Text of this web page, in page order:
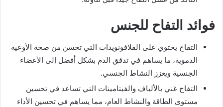
فوائد التفاح للجنس
التفاح يحتوي على الفلافونويدات التي تحسن من صحة الأوعية
الدموية، ما يساهم في تدفق الدم بشكل أفضل إلى الأعضاء
الجنسية ويعزز النشاط الجنسي.
التفاح غني بالألياف والفيتامينات التي تساعد في تحسين
مستوى الطاقة والنشاط العام، مما يساهم في تحسين الأداء